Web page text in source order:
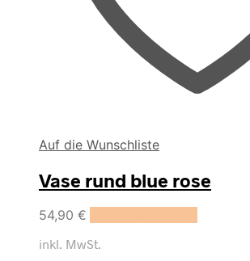
Auf die Wunschliste
Vase rund blue rose
54,90 €
inkl. MwSt.